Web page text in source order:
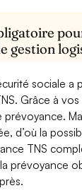
gestion
sociale a
Grâce à
prévoyance.
d’où la
TNS
prévoyance